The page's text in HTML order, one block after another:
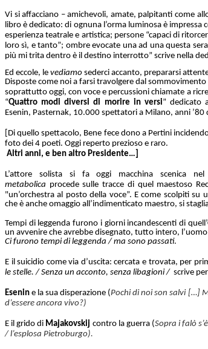
Vi si affacciano – amichevoli, amate, palpitanti come
libro è dedicato: di ognuna l’orma luminosa è
esperienza teatrale e artistica; persone “capaci di
loro sì, e tanto”; ombre evocate una ad una questa
più mi trita dentro è il destino interrotto” scrive nella
Ed eccole, le vediamo sederci accanto, prepararsi
Disposte come noi a farsi travolgere dal
soprattutto oggi, con voce e percussioni chiamate a
“Quattro modi diversi di morire in versi” dedicato
Esenin, Pasternak, 10.000 spettatori a Milano, anni ’80
[Di quello spettacolo, Bene fece dono a Pertini
foto dei 4 poeti. Oggi reperto prezioso e raro.
Altri anni, e ben altro Presidente…]
L’attore solista si fa oggi macchina scenica nel
metabolica procede sulle tracce di quel maestoso
"un’orchestra al posto della voce”. E come scolpiti su
che è anche omaggio all’indimenticato maestro, si
Tempi di leggenda furono i giorni incandescenti di
un avvenire che avrebbe disegnato, tutto intero,
Ci furono tempi di leggenda / ma sono passati.
E il suicidio come via d’uscita: cercata e trovata, per
le stelle. / Senza un acconto, senza libagioni / scrive
Esenin e la sua disperazione (Pochi di noi son salvi […]
d’essere ancora vivo?)
E il grido di Majakovskij contro la guerra (Sopra i falò
/ l’esplosa Pietroburgo).